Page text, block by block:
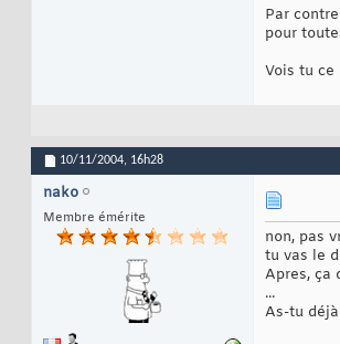
Par
pour
Vois tu ce
10/11/2004, 16h28
nako
Membre émérite
non, pas
tu vas le
Apres, ça
...
As-tu